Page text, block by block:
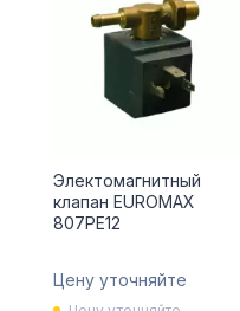
Электомагнитный
клапан EUROMAX
807PE12
Цену уточняйте